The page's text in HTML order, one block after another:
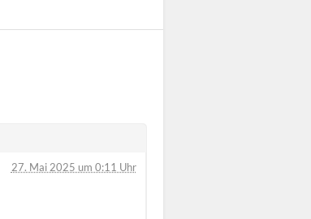
27. Mai 2025 um 0:11 Uhr